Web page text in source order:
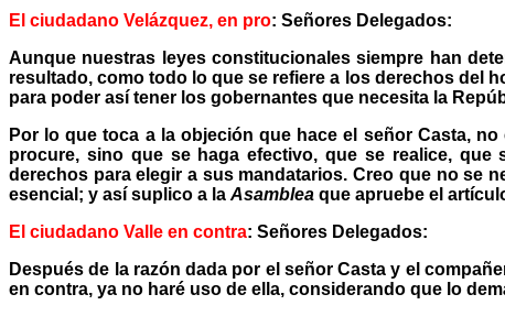
El ciudadano Velázquez, en pro: Señores Delegados:
Aunque nuestras leyes constitucionales siempre han
resultado, como todo lo que se refiere a los derechos del
para poder así tener los gobernantes que necesita la
Por lo que toca a la objeción que hace el señor Casta,
procure, sino que se haga efectivo, que se realice,
derechos para elegir a sus mandatarios. Creo que no se
esencial; y así suplico a la Asamblea que apruebe el
El ciudadano Valle en contra: Señores Delegados:
Después de la razón dada por el señor Casta y el
en contra, ya no haré uso de ella, considerando que lo